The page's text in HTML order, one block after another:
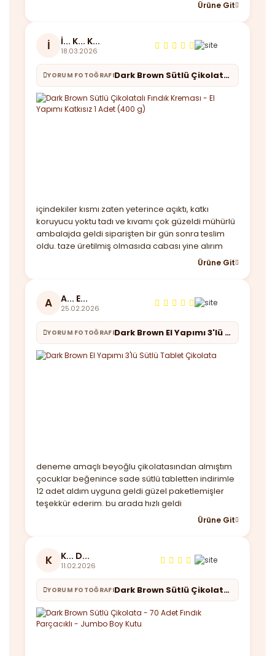
Ürüne Git
İ İ... K... K...
18.03.2026
YORUM FOTOĞRAFI Dark Brown Sütlü Çikolatalı Fındık Kreması - El Yapımı Katkısız 1 Adet (400 g)
içindekiler kısmı zaten yeterince açıktı, katkı
koruyucu yoktu tadı ve kıvamı çok güzeldi mühürlü
ambalajda geldi siparişten bir gün sonra teslim
oldu. taze üretilmiş olmasıda cabası yine alırım
Ürüne Git
A A... E...
25.02.2026
YORUM FOTOĞRAFI Dark Brown El Yapımı 3'lü Sütlü Tablet Çikolata
deneme amaçlı beyoğlu çikolatasından almıştım
çocuklar beğenince sade sütlü tabletten indirimle
12 adet aldım uyguna geldi güzel paketlemişler
teşekkür ederim. bu arada hızlı geldi
Ürüne Git
K K... D...
11.02.2026
YORUM FOTOĞRAFI Dark Brown Sütlü Çikolata - 70 Adet Fındık Parçacıklı - Jumbo Boy Kutu